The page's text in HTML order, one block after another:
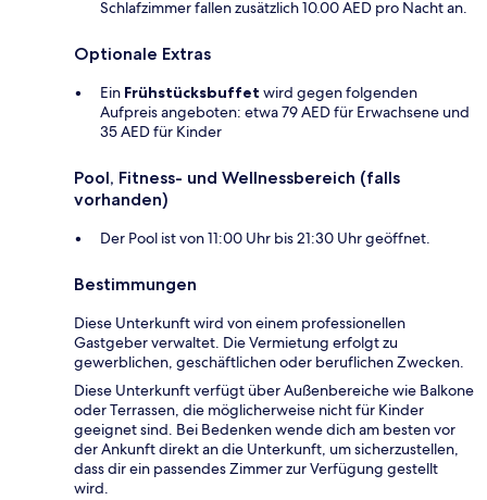
Schlafzimmer fallen zusätzlich 10.00 AED pro Nacht an.
Optionale Extras
Ein Frühstücksbuffet wird gegen folgenden
Aufpreis angeboten: etwa 79 AED für Erwachsene und
35 AED für Kinder
Pool, Fitness- und Wellnessbereich (falls
vorhanden)
Der Pool ist von 11:00 Uhr bis 21:30 Uhr geöffnet.
Bestimmungen
Diese Unterkunft wird von einem professionellen
Gastgeber verwaltet. Die Vermietung erfolgt zu
gewerblichen, geschäftlichen oder beruflichen Zwecken.
Diese Unterkunft verfügt über Außenbereiche wie Balkone
oder Terrassen, die möglicherweise nicht für Kinder
geeignet sind. Bei Bedenken wende dich am besten vor
der Ankunft direkt an die Unterkunft, um sicherzustellen,
dass dir ein passendes Zimmer zur Verfügung gestellt
wird.